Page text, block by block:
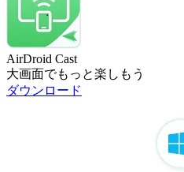
AirDroid Cast
大画面でもっと楽しもう
ダウンロード